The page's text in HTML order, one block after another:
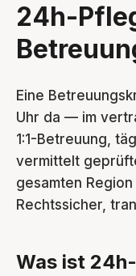
24h-
Eine
Uhr da — im
1:1-Betreuung,
vermittelt
gesamten
Rechtssicher,
Was ist